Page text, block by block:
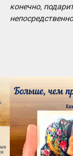
конечно,